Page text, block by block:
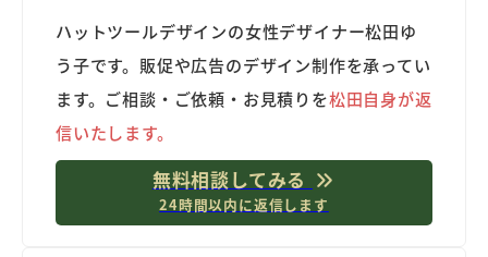
ハットツールデザインの女性デザイナー松田ゆ
う子です。販促や広告のデザイン制作を承ってい
ます。ご相談・ご依頼・お見積りを松田自身が返
信いたします。
無料相談してみる
24時間以内に返信します